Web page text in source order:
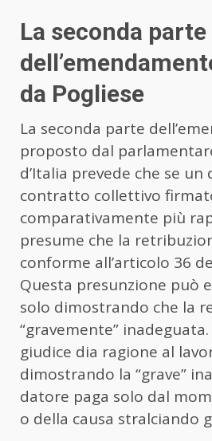
La seconda parte
da Pogliese
La seconda parte
proposto dal
d’Italia prevede che se
contratto collettivo
comparativamente più
presume che la
conforme all’articolo 36
Questa presunzione può
solo dimostrando che la
“gravemente”
giudice dia ragione al
dimostrando la “grave”
datore paga solo dal
o della causa stralciando